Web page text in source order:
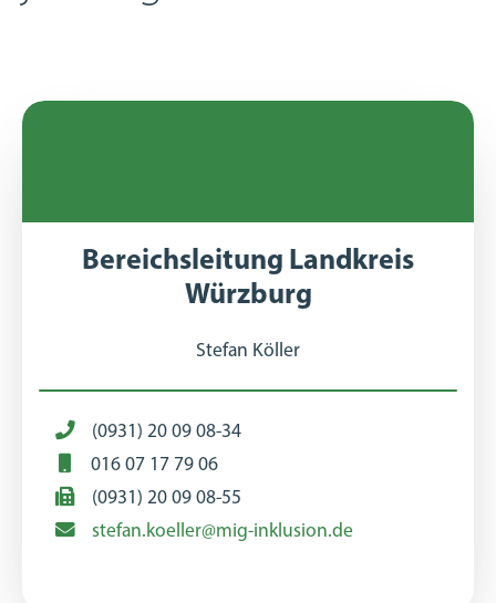
Bereichsleitung Landkreis
Würzburg
Stefan Köller
(0931) 20 09 08-34
016 07 17 79 06
(0931) 20 09 08-55
stefan.koeller@mig-inklusion.de